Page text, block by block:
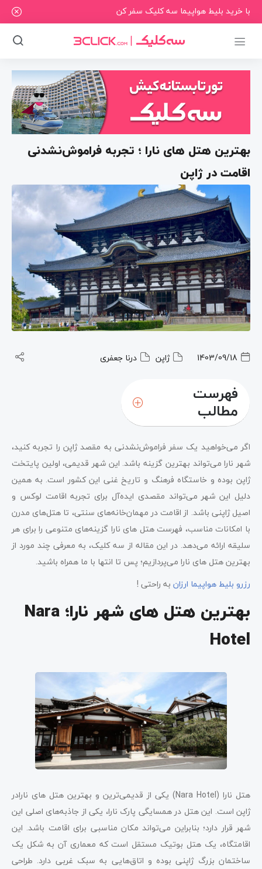
با خرید بلیط هواپیما سه کلیک سفر کن
بهترین هتل ‌های نارا ؛ تجربه فراموش‌نشدنی
اقامت در ژاپن
1403/09/18 ژاپن درنا جعفری
فهرست
مطالب
هتل Kasuga
Tsukihitei Ryokan؛ مهمان‌خانه سنتی نارا
Allamanda؛ از بهترین هتل های شهر نارا
Asukasou Ryokan؛ یک اقامتگاه سنتی
هتل Noborioji Nara
New Wakasa؛ یکی از بهترین هتل ها در نارا
Yu-Kei no Yado Heijo
Ando Hotel Nara
بهترین هتل ها در نارا؛Henn na
کلام آخر سه کلیک درباره بهترین‌ هتل‌ های نارا
اگر می‌خواهید یک سفر فراموش‌نشدنی به مقصد ژاپن را تجربه کنید،
شهر نارا می‌تواند بهترین گزینه باشد. این شهر قدیمی، اولین پایتخت
ژاپن بوده و خاستگاه فرهنگ و تاریخ غنی این کشور است. به همین
دلیل این شهر می‌تواند مقصدی ایده‌آل برای تجربه اقامت لوکس و
اصیل ژاپنی باشد. از اقامت در مهمان‌خانه‌های سنتی، تا هتل‌های مدرن
با امکانات مناسب، فهرست هتل های نارا گزینه‌‌های متنوعی را برای هر
سلیقه ارائه می‌دهد. در این مقاله از سه کلیک، به معرفی چند مورد از
بهترین هتل ‌های نارا می‌پردازیم؛ پس تا انتها با ما همراه باشید.
رزرو بلیط هواپیما ارزان به راحتی !
بهترین هتل های شهر نارا؛ Nara
Hotel
هتل نارا (Nara Hotel) یکی از قدیمی‌ترین و بهترین هتل ‌های نارادر
ژاپن است. این هتل در همسایگی پارک نارا، یکی از جاذبه‌های اصلی این
شهر قرار دارد؛ بنابراین می‌تواند مکان مناسبی برای اقامت باشد. این
اقامتگاه، یک هتل بوتیک مستقل است که معماری آن به شکل یک
ساختمان بزرگ ژاپنی بوده و اتاق‌هایی به سبک غربی دارد. طراحی